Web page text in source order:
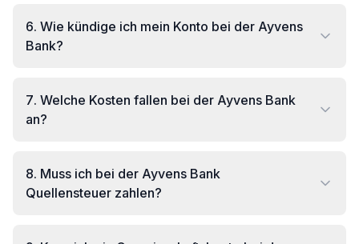
6. Wie kündige ich mein Konto bei der Ayvens
Bank?
7. Welche Kosten fallen bei der Ayvens Bank
an?
8. Muss ich bei der Ayvens Bank
Quellensteuer zahlen?